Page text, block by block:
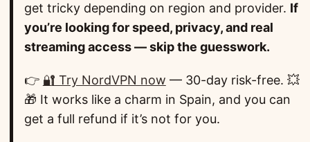
get tricky depending on region and provider. If
you’re looking for speed, privacy, and real
streaming access — skip the guesswork.
👉 🔐 Try NordVPN now — 30-day risk-free. 💥
🎁 It works like a charm in Spain, and you can
get a full refund if it’s not for you.